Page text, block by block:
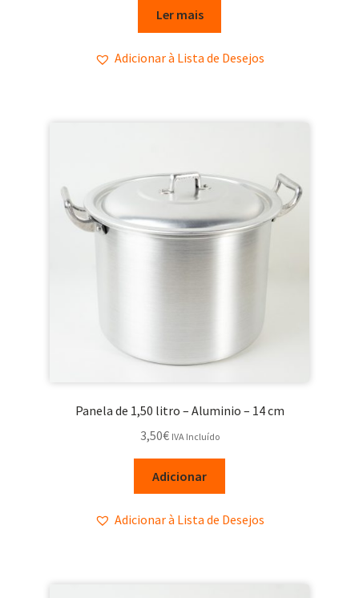
Ler mais
Adicionar à Lista de Desejos
Panela de 1,50 litro – Aluminio – 14 cm
3,50€ IVA Incluído
Adicionar
Adicionar à Lista de Desejos